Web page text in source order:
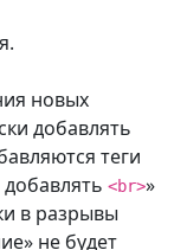
новых
добавлять
теги
<br>»
в разрывы
не будет